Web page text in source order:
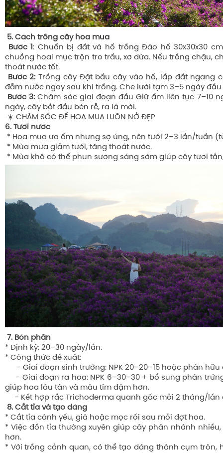
5. Cách trồng cây hoa mua
Bước 1: Chuẩn bị đất và hố trồng Đào hố 30x30x30
chuồng hoai mục trộn tro trấu, xơ dừa. Nếu trồng chậu,
thoát nước tốt.
Bước 2: Trồng cây Đặt bầu cây vào hố, lấp đất ngang
đẫm nước ngay sau khi trồng. Che lưới tạm 3–5 ngày
Bước 3: Chăm sóc giai đoạn đầu Giữ ẩm liên tục 7–10
ngày, cây bắt đầu bén rễ, ra lá mới.
☀️ CHĂM SÓC ĐỂ HOA MUA LUÔN NỞ ĐẸP
6. Tưới nước
* Hoa mua ưa ẩm nhưng sợ úng, nên tưới 2–3 lần/tuần
* Mùa mưa giảm tưới, tăng thoát nước.
* Mùa khô có thể phun sương sáng sớm giúp cây tươi
7. Bón phân
* Định kỳ: 20–30 ngày/lần.
* Công thức đề xuất:
- Giai đoạn sinh trưởng: NPK 20–20–15 hoặc phân
- Giai đoạn ra hoa: NPK 6–30–30 + bổ sung phân
giúp hoa lâu tàn và màu tím đậm hơn.
- Kết hợp rắc Trichoderma quanh gốc mỗi 2 tháng/lần
8. Cắt tỉa và tạo dáng
* Cắt tỉa cành yếu, già hoặc mọc rối sau mỗi đợt hoa.
* Việc đốn tỉa thường xuyên giúp cây phân nhánh
hơn.
* Với trồng cảnh quan, có thể tạo dáng thành cụm tròn,